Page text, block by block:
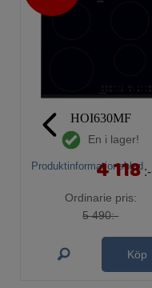
HOI630MF
En i lager!
Produktinformationsblad
4 118 :-
Ordinarie pris:
5 490:-
Köp